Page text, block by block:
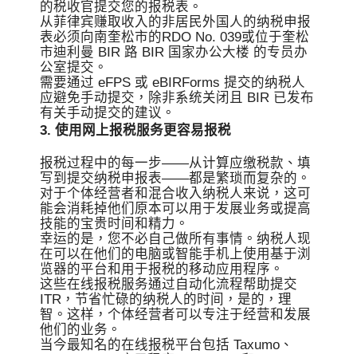
的税收官提交您的报税表。
从菲律宾赚取收入的非居民外国人的纳税申报
表必须向南奎松市的RDO No. 039或位于奎松
市迪利曼 BIR 路 BIR 国家办公大楼 的专员办
公室提交。
需要通过 eFPS 或 eBIRForms 提交的纳税人
应避免手动提交，除非系统关闭且 BIR 已发布
有关手动提交的建议。
3. 使用网上报税服务更容易报税
报税过程中的每一步——从计算应缴税款、填
写到提交纳税申报表——都是繁琐而复杂的。
对于个体经营者和混合收入纳税人来说，这可
能会消耗掉他们原本可以用于发展业务或提高
技能的宝贵时间和精力。
幸运的是，您不必自己做所有事情。纳税人现
在可以在他们的电脑或智能手机上使用基于浏
览器的平台和用于报税的移动应用程序。
这些在线报税服务通过自动化流程帮助提交
ITR，节省忙碌的纳税人的时间，是的，理
智。这样，个体经营者可以专注于经营和发展
他们的业务。
当今最知名的在线报税平台包括 Taxumo、